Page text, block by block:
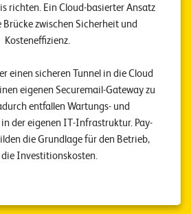
n
S
U
P
P
O
R
T
M
richten. Ein Cloud-basierter Ansatz
zwischen Sicherheit und
Kosteneffizienz.
einen sicheren Tunnel in die Cloud
eigenen Securemail-Gateway zu
entfallen Wartungs- und
der eigenen IT-Infrastruktur. Pay-
die Grundlage für den Betrieb,
Investitionskosten.